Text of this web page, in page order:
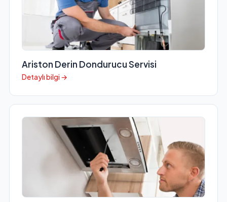
Ariston Derin Dondurucu Servisi
Detaylı bilgi →